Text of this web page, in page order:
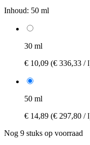
Inhoud: 50 ml
30 ml
€ 10,09 (€ 336,33 /
50 ml
€ 14,89 (€ 297,80 /
Nog 9 stuks op voorraad